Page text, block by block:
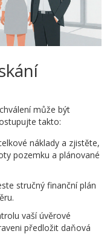
může být
takto:
náklady a zjistěte,
pozemku a plánované
stručný finanční plán
vaší úvěrové
předložit daňová